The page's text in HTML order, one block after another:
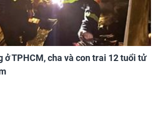
ở TPHCM, cha và con trai 12 tuổi tử